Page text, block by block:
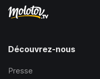
Découvrez-nous
Presse